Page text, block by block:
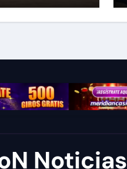
Noticias